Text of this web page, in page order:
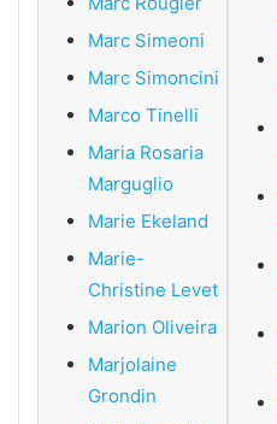
Marc Simeoni
Marc Simoncini
Marco Tinelli
Maria Rosaria
Marguglio
Marie Ekeland
Marie-
Christine Levet
Marion Oliveira
Marjolaine
Grondin